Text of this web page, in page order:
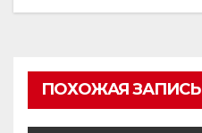
ПОХОЖАЯ ЗАПИСЬ